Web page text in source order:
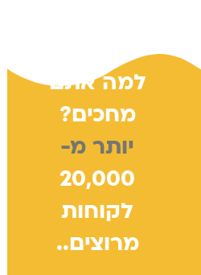
למה אתם
מחכים?
יותר מ-
20,000
לקוחות
מרוצים..